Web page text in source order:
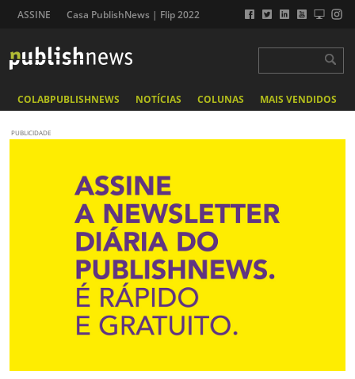
ASSINE Casa PublishNews | Flip 2022
COLABPUBLISHNEWS NOTÍCIAS COLUNAS MAIS VENDIDOS
PUBLICIDADE